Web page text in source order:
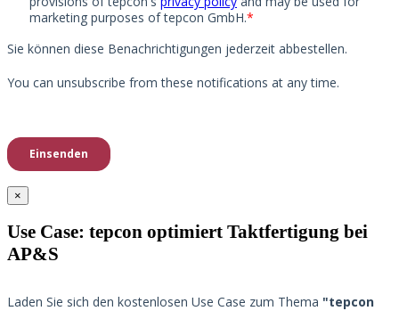
×
Use Case: tepcon optimiert Taktfertigung bei
AP&S​